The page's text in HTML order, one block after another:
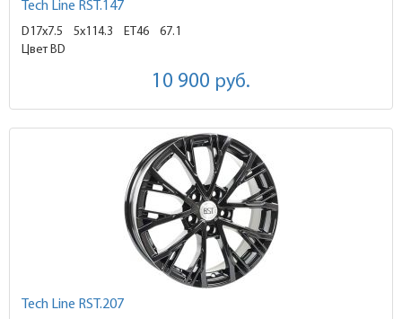
Tech Line RST.147
D17x7.5 5x114.3 ET46
67.1
Цвет BD
10 900 руб.
Tech Line RST.207